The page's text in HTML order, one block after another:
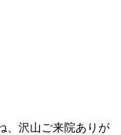
、沢山ご来院ありが